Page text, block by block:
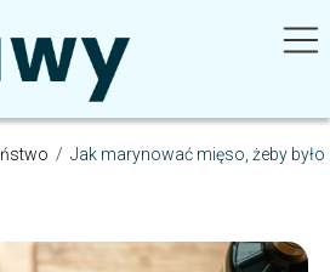
/ Jak marynować mięso, żeby było